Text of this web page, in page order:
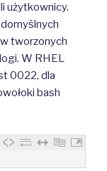
użytkownicy.
tworzonych
W RHEL
0022, dla
bash